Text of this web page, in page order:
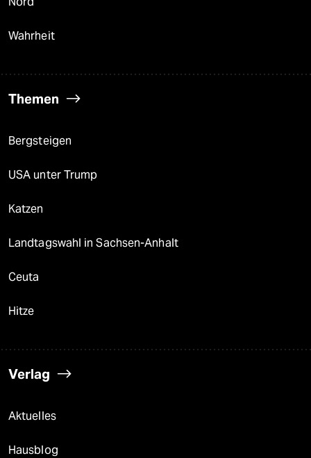
Wahrheit
Themen
Bergsteigen
USA unter Trump
Katzen
Landtagswahl in Sachsen-Anhalt
Ceuta
Hitze
Verlag
Aktuelles
Hausblog